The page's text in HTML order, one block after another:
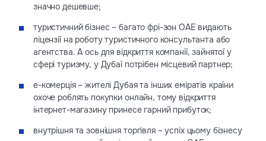
значно дешевше;
туристичний бізнес – багато фрі-зон ОАЕ видають
ліцензії на роботу туристичного консультанта або
агентства. А ось для відкриття компанії, зайнятої у
сфері туризму, у Дубаї потрібен місцевий партнер;
е-комерція – жителі Дубая та інших еміратів країни
охоче роблять покупки онлайн, тому відкриття
інтернет-магазину принесе гарний прибуток;
внутрішня та зовнішня торгівля – успіх цьому бізнесу